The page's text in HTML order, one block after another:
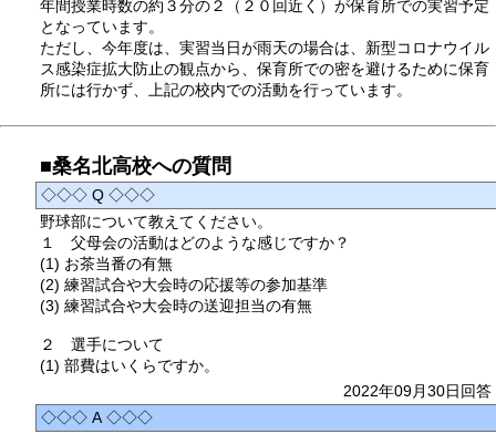
年間授業時数の約３分の２（２０回近く）が保育所での実習予定
となっています。
ただし、今年度は、実習当日が雨天の場合は、新型コロナウイル
ス感染症拡大防止の観点から、保育所での密を避けるために保育
所には行かず、上記の校内での活動を行っています。
■桑名北高校への質問
◇◇◇ Q ◇◇◇
野球部について教えてください。
１ 父母会の活動はどのような感じですか？
(1) お茶当番の有無
(2) 練習試合や大会時の応援等の参加基準
(3) 練習試合や大会時の送迎担当の有無
２ 選手について
(1) 部費はいくらですか。
2022年09月30日回答
◇◇◇ A ◇◇◇